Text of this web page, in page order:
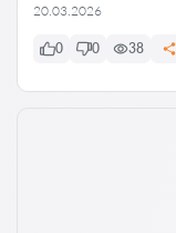
20.03.2026
0 0 38